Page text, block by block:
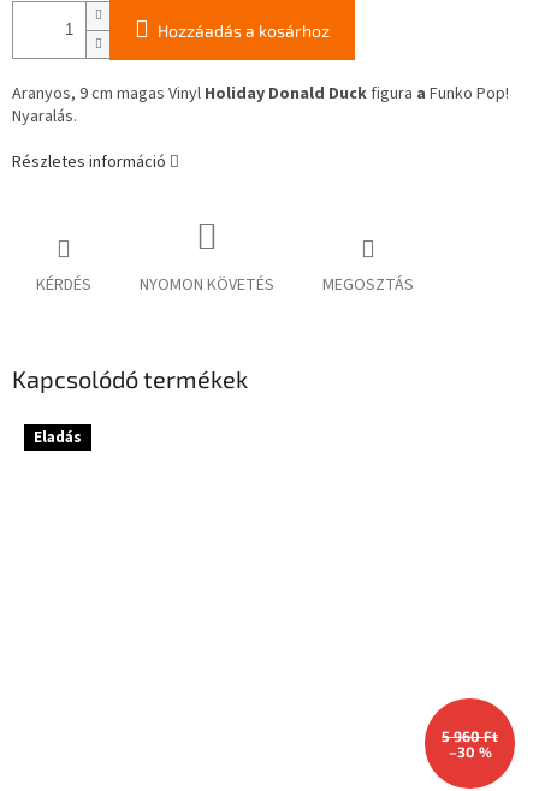
Hozzáadás a kosárhoz
Aranyos, 9 cm magas Vinyl Holiday Donald Duckfigura a Funko Pop!
Nyaralás.
Részletes információ
KÉRDÉS NYOMON KÖVETÉS MEGOSZTÁS
Kapcsolódó termékek
Eladás
5 960 Ft
–30 %